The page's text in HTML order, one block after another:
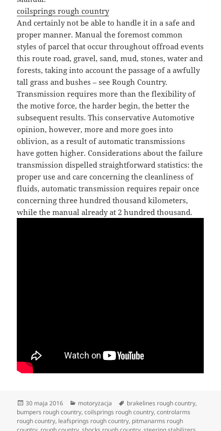
coilsprings rough country
And certainly not be able to handle it in a safe and
proper manner. Manual the foremost common
styles of parcel that occur throughout offroad events
this route road, gravel, sand, mud, stones, water and
forests, taking into account the passage of a awfully
tall grass and bushes – see Rough Country.
Transmission requires more than the flexibility of
the motive force, the harder begin, the better the
subsequent results. This conservative Automotive
opinion, however, more and more goes into
oblivion, as a result of automatic transmissions
have gotten higher. Considerations about the failure
transmission dispelled straightforward statistics: the
proper use and care concerning the cleanliness of
fluids, automatic transmission requires repair once
concerning three hundred thousand kilometers,
while the manual already at 2 hundred thousand.
Data
publikacji
30 maja 2016 Kategorie
motoryzacja Tagi
brakelines rough country,
bumpers rough country,coilsprings rough country,controlarms
rough country, leafsprings rough country, pitmanarms rough